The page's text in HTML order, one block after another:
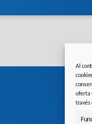
Al
oferta
través